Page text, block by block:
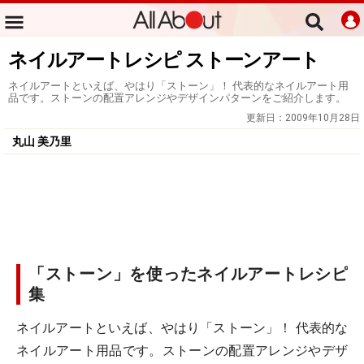
ネイルアートレシピ ストーンアート
ネイルアートといえば、やはり「ストーン」！ 代表的なネイルアート用
品です。ストーンの配置アレンジやデザインパターンをご紹介します。
更新日： 2009年10月28日
丸山 美乃里
「ストーン」を使ったネイルアートレシピ
集
ネイルアートといえば、やはり「ストーン」！ 代表的な
ネイルアート用品です。ストーンの配置アレンジやデザ